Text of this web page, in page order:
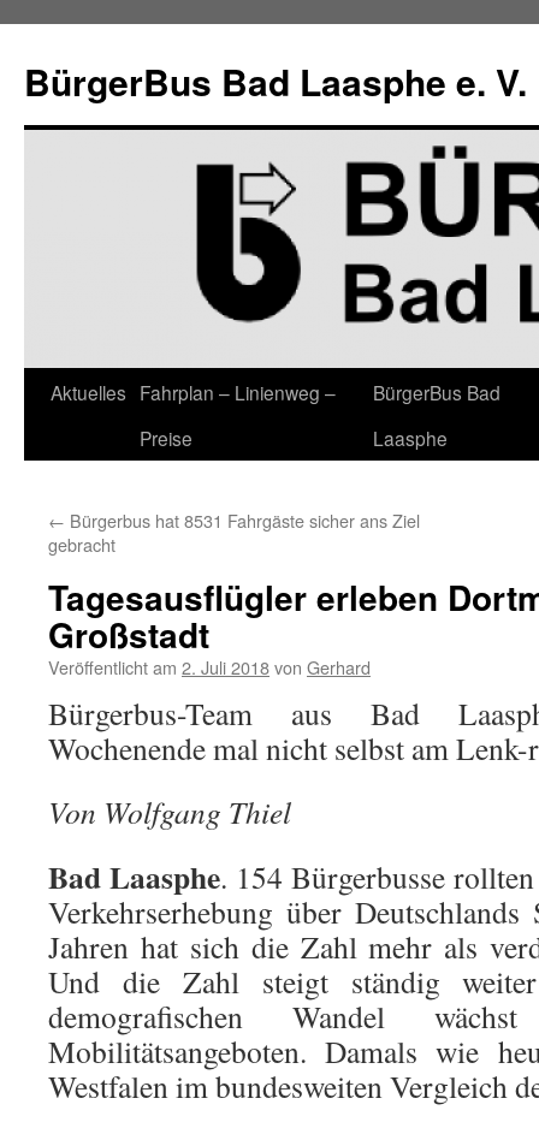
springen
BürgerBus Bad Laasphe e. V.
Aktuelles Fahrplan – Linienweg –
Preise
BürgerBus Bad
Laasphe
← Bürgerbus hat 8531 Fahrgäste sicher ans Ziel
gebracht
Tagesausflügler erleben
Großstadt
Veröffentlicht am 2. Juli 2018von Gerhard
Bürgerbus-Team aus Bad
Wochenende mal nicht selbst am Lenk-
Von Wolfgang Thiel
Bad Laasphe. 154 Bürgerbusse
Verkehrserhebung über
Jahren hat sich die Zahl mehr als
Und die Zahl steigt ständig
demografischen Wandel
Mobilitätsangeboten. Damals wie
Westfalen im bundesweiten Vergleich